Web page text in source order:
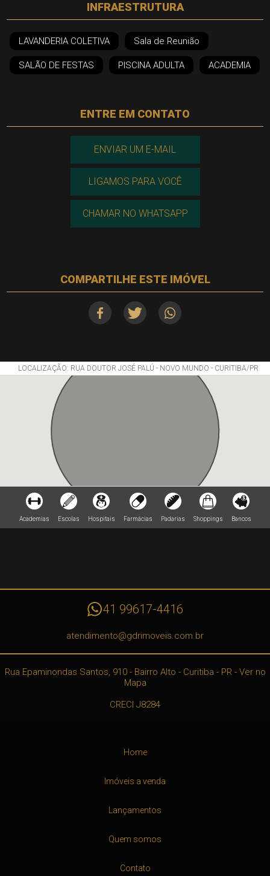
INFRAESTRUTURA
LAVANDERIA COLETIVA Sala de Reunião
SALÃO DE FESTAS PISCINA ADULTA ACADEMIA
ENTRE EM CONTATO
ENVIAR UM E-MAIL
LIGAMOS PARA VOCÊ
CHAMAR NO WHATSAPP
COMPARTILHE ESTE IMÓVEL
LOCALIZAÇÃO: RUA DOUTOR JOSÉ PALÚ - NOVO MUNDO - CURITIBA/PR
Academias Escolas Hospitais Farmácias Padarias Shoppings Bancos
41 99617-4416
atendimento@gdrimoveis.com.br
Rua Epaminondas Santos, 910 - Bairro Alto - Curitiba - PR- Ver no
Mapa
CRECI J8284
Home
Imóveis a venda
Lançamentos
Quem somos
Contato